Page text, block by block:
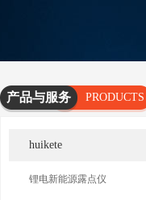
产品与服务
PRODUCTS
huikete
锂电新能源露点仪